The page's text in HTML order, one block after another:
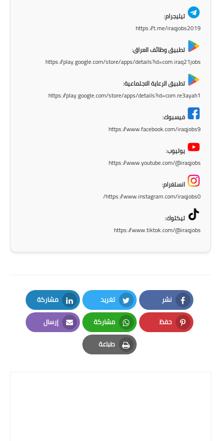
تيليجرام:
https://t.me/iraqjobs2019
تطبيق وظائف العراق:
https://play.google.com/store/apps/details?id=com.iraq21jobs
تطبيق الرعاية الاجتماعية:
https://play.google.com/store/apps/details?id=com.re3ayah1
فيسبوك:
https://www.facebook.com/iraqjobs9
يوتيوب:
https://www.youtube.com/@iraqjobs
انستغرام:
https://www.instagram.com/iraqjobs0/
تيكتوك:
https://www.tiktok.com/@iraqjobs
نشر
Facebook
تغريد
Twitter
مشاركة
LinkedIn
حفظ
Pinterest
مشاركة
Whatsapp
إرسال
Email
طباعة
Print